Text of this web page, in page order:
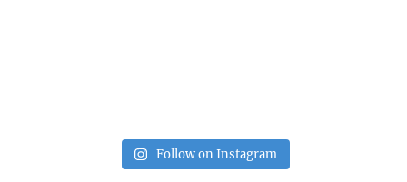
Follow on Instagram